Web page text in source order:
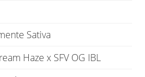
Sativa
Haze x SFV OG IBL